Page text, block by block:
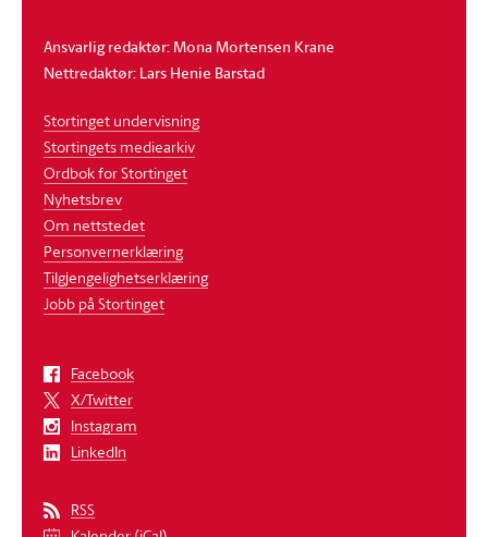
Ansvarlig redaktør: Mona Mortensen Krane
Nettredaktør: Lars Henie Barstad
Stortinget undervisning
Stortingets mediearkiv
Ordbok for Stortinget
Nyhetsbrev
Om nettstedet
Personvernerklæring
Tilgjengelighetserklæring
Jobb på Stortinget
Facebook
X/Twitter
Instagram
LinkedIn
RSS